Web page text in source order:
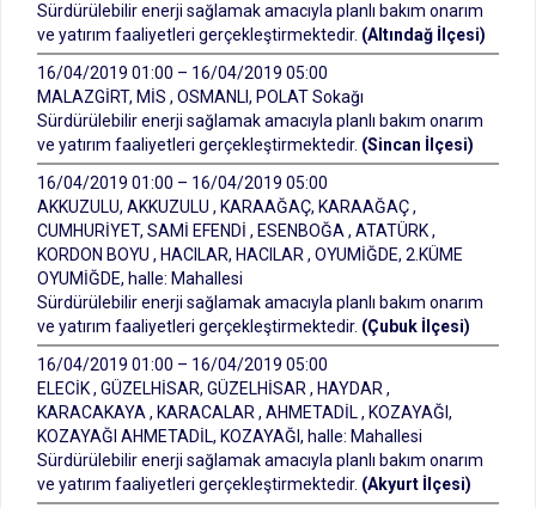
Sürdürülebilir enerji sağlamak amacıyla planlı bakım onarım
ve yatırım faaliyetleri gerçekleştirmektedir. (Altındağ İlçesi)
16/04/2019 01:00 – 16/04/2019 05:00
MALAZGİRT, MİS , OSMANLI, POLAT Sokağı
Sürdürülebilir enerji sağlamak amacıyla planlı bakım onarım
ve yatırım faaliyetleri gerçekleştirmektedir. (Sincan İlçesi)
16/04/2019 01:00 – 16/04/2019 05:00
AKKUZULU, AKKUZULU , KARAAĞAÇ, KARAAĞAÇ ,
CUMHURİYET, SAMİ EFENDİ , ESENBOĞA , ATATÜRK ,
KORDON BOYU , HACILAR, HACILAR , OYUMİĞDE, 2.KÜME
OYUMİĞDE, halle: Mahallesi
Sürdürülebilir enerji sağlamak amacıyla planlı bakım onarım
ve yatırım faaliyetleri gerçekleştirmektedir. (Çubuk İlçesi)
16/04/2019 01:00 – 16/04/2019 05:00
ELECİK , GÜZELHİSAR, GÜZELHİSAR , HAYDAR ,
KARACAKAYA , KARACALAR , AHMETADİL , KOZAYAĞI,
KOZAYAĞI AHMETADİL, KOZAYAĞI, halle: Mahallesi
Sürdürülebilir enerji sağlamak amacıyla planlı bakım onarım
ve yatırım faaliyetleri gerçekleştirmektedir. (Akyurt İlçesi)